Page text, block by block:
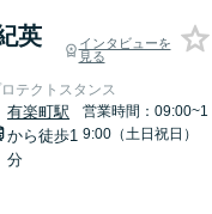
英
インタビューを
見る
テクトスタンス
有楽町駅
から徒歩1
分
営業時間：09:00~1
9:00（土日祝日）